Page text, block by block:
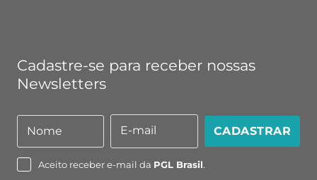
Cadastre-se para receber nossas
Newsletters
Nome
Nome
mail
E-mail CADASTRAR
Aceito receber e-mail da PGL Brasil.